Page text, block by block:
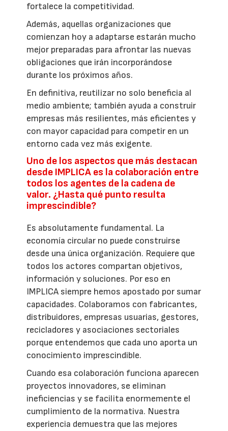
fortalece la competitividad.
Además, aquellas organizaciones que
comienzan hoy a adaptarse estarán mucho
mejor preparadas para afrontar las nuevas
obligaciones que irán incorporándose
durante los próximos años.
En definitiva, reutilizar no solo beneficia al
medio ambiente; también ayuda a construir
empresas más resilientes, más eficientes y
con mayor capacidad para competir en un
entorno cada vez más exigente.
Uno de los aspectos que más destacan
desde IMPLICA es la colaboración entre
todos los agentes de la cadena de
valor. ¿Hasta qué punto resulta
imprescindible?
Es absolutamente fundamental. La
economía circular no puede construirse
desde una única organización. Requiere que
todos los actores compartan objetivos,
información y soluciones. Por eso en
IMPLICA siempre hemos apostado por sumar
capacidades. Colaboramos con fabricantes,
distribuidores, empresas usuarias, gestores,
recicladores y asociaciones sectoriales
porque entendemos que cada uno aporta un
conocimiento imprescindible.
Cuando esa colaboración funciona aparecen
proyectos innovadores, se eliminan
ineficiencias y se facilita enormemente el
cumplimiento de la normativa. Nuestra
experiencia demuestra que las mejores